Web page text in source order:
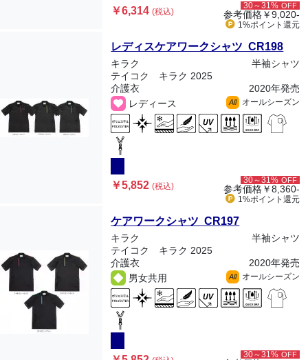
￥6,314(税込)
30～31% OFF
参考価格￥9,020-
1%ポイント 還元
レディスケアワークシャツ CR198
キラク
半袖シャツ
テイコク キラク 2025
介護衣
2020年発売
レディース
All オールシーズン
￥5,852(税込)
30～31% OFF
参考価格￥8,360-
1%ポイント 還元
ケアワークシャツ CR197
キラク
半袖シャツ
テイコク キラク 2025
介護衣
2020年発売
男女共用
All オールシーズン
30～31% OFF